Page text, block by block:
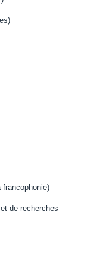
de recherches